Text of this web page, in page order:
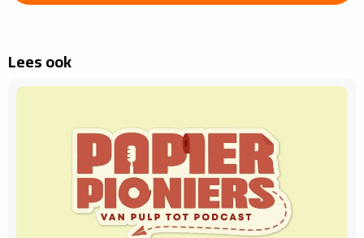
Lees ook